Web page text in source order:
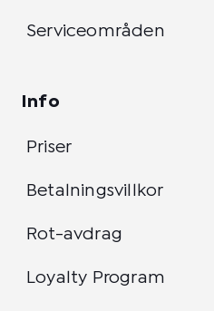
Serviceområden
Info
Priser
Betalningsvillkor
Rot-avdrag
Loyalty Program